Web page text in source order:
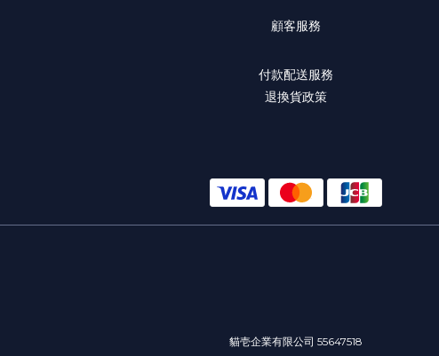
顧客服務
付款配送服務
退換貨政策
貓壱企業有限公司 55647518